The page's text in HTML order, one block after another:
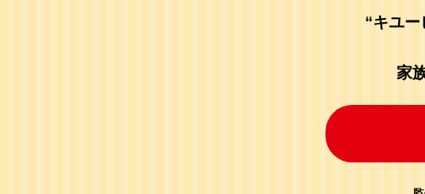
“キユー
家